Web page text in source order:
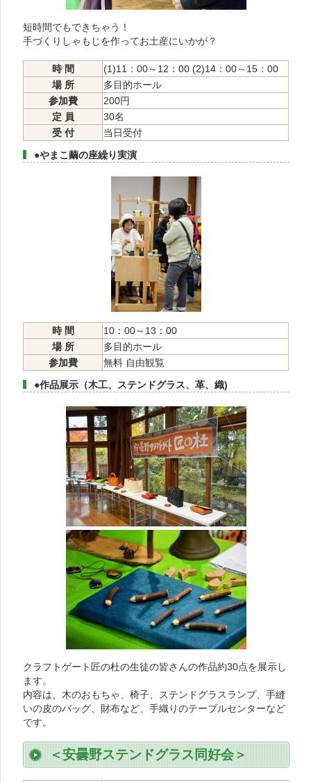
短時間でもできちゃう！
手づくりしゃもじを作ってお土産にいかが？
時 間
(1)11：00～12：00 (2)14：00～15：00
場 所
多目的ホール
参加費
200円
定 員
30名
受 付
当日受付
●やまこ繭の座繰り実演
時 間
10：00～13：00
場 所
多目的ホール
参加費
無料 自由観覧
●作品展示（木工、ステンドグラス、革、織)
クラフトゲート匠の杜の生徒の皆さんの作品約30点を展示し
ます。
内容は、木のおもちゃ、椅子、ステンドグラスランプ、手縫
いの皮のバッグ、財布など、手織りのテーブルセンターなど
です。
＜安曇野ステンドグラス同好会＞